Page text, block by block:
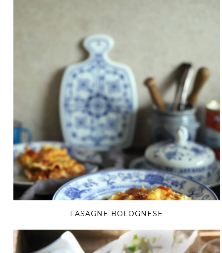
LASAGNE BOLOGNESE